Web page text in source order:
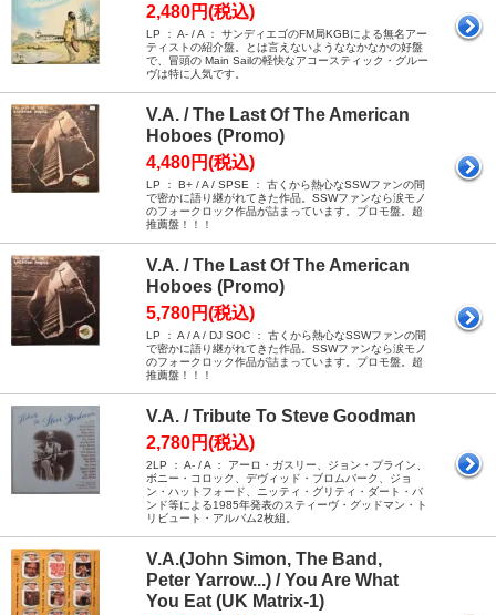
2,480円(税込)
LP ： A- / A ： サンディエゴのFM局KGBによる無名アー
ティストの紹介盤。とは言えないようななかなかの好盤
で、冒頭の Main Sailの軽快なアコースティック・グルー
ヴは特に人気です。
V.A. / The Last Of The American
Hoboes (Promo)
4,480円(税込)
LP ： B+ / A / SPSE ： 古くから熱心なSSWファンの間
で密かに語り継がれてきた作品。SSWファンなら涙モノ
のフォークロック作品が詰まっています。プロモ盤。超
推薦盤！！！
V.A. / The Last Of The American
Hoboes (Promo)
5,780円(税込)
LP ： A / A / DJ SOC ： 古くから熱心なSSWファンの間
で密かに語り継がれてきた作品。SSWファンなら涙モノ
のフォークロック作品が詰まっています。プロモ盤。超
推薦盤！！！
V.A. / Tribute To Steve Goodman
2,780円(税込)
2LP ： A- / A ： アーロ・ガスリー、ジョン・プライン、
ボニー・コロック、デヴィッド・ブロムバーク、ジョ
ン・ハットフォード、ニッティ・グリティ・ダート・バ
ンド等による1985年発表のスティーヴ・グッドマン・ト
リビュート・アルバム2枚組。
V.A.(John Simon, The Band,
Peter Yarrow...) / You Are What
You Eat (UK Matrix-1)